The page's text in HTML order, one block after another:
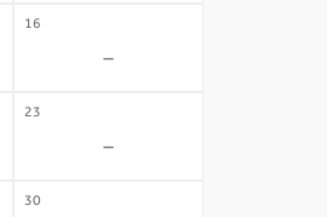
16
-
23
-
30